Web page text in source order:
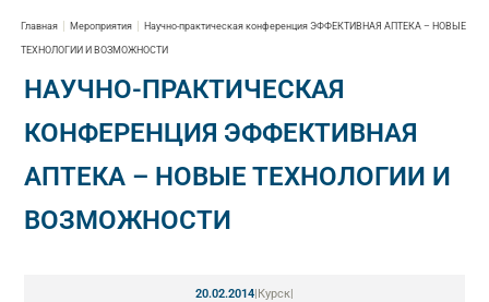
Главная Мероприятия Научно-практическая конференция ЭФФЕКТИВНАЯ АПТЕКА – НОВЫЕ
ТЕХНОЛОГИИ И ВОЗМОЖНОСТИ
НАУЧНО-ПРАКТИЧЕСКАЯ
КОНФЕРЕНЦИЯ ЭФФЕКТИВНАЯ
АПТЕКА – НОВЫЕ ТЕХНОЛОГИИ И
ВОЗМОЖНОСТИ
20.02.2014|Курск|